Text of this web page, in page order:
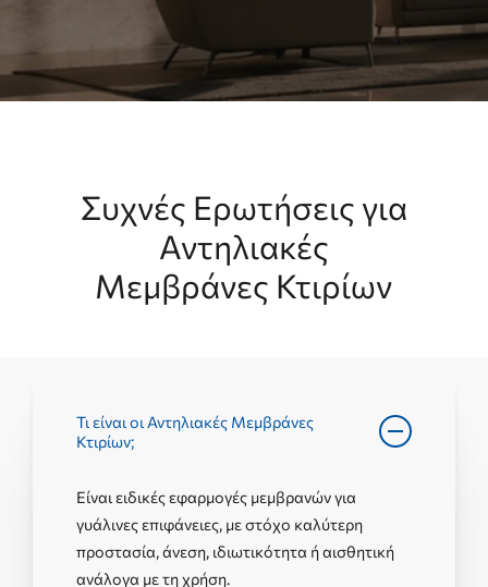
Συχνές Ερωτήσεις για
Αντηλιακές
Μεμβράνες Κτιρίων
Τι είναι οι Αντηλιακές Μεμβράνες
Κτιρίων;
Είναι ειδικές εφαρμογές μεμβρανών για
γυάλινες επιφάνειες, με στόχο καλύτερη
προστασία, άνεση, ιδιωτικότητα ή αισθητική
ανάλογα με τη χρήση.